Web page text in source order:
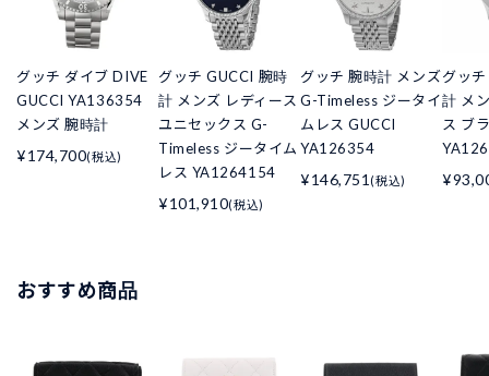
グッチ ダイブ DIVE
GUCCI YA136354
メンズ 腕時計
¥174,700(税込)
グッチ GUCCI 腕時
計 メンズ レディース
ユニセックス G-
Timeless ジータイム
レス YA1264154
¥101,910(税込)
グッチ 腕時計 メンズ
G-Timeless ジータイ
ムレス GUCCI
YA126354
¥146,751 (税込)
グッ
計 メ
ス ブ
おすすめ商品